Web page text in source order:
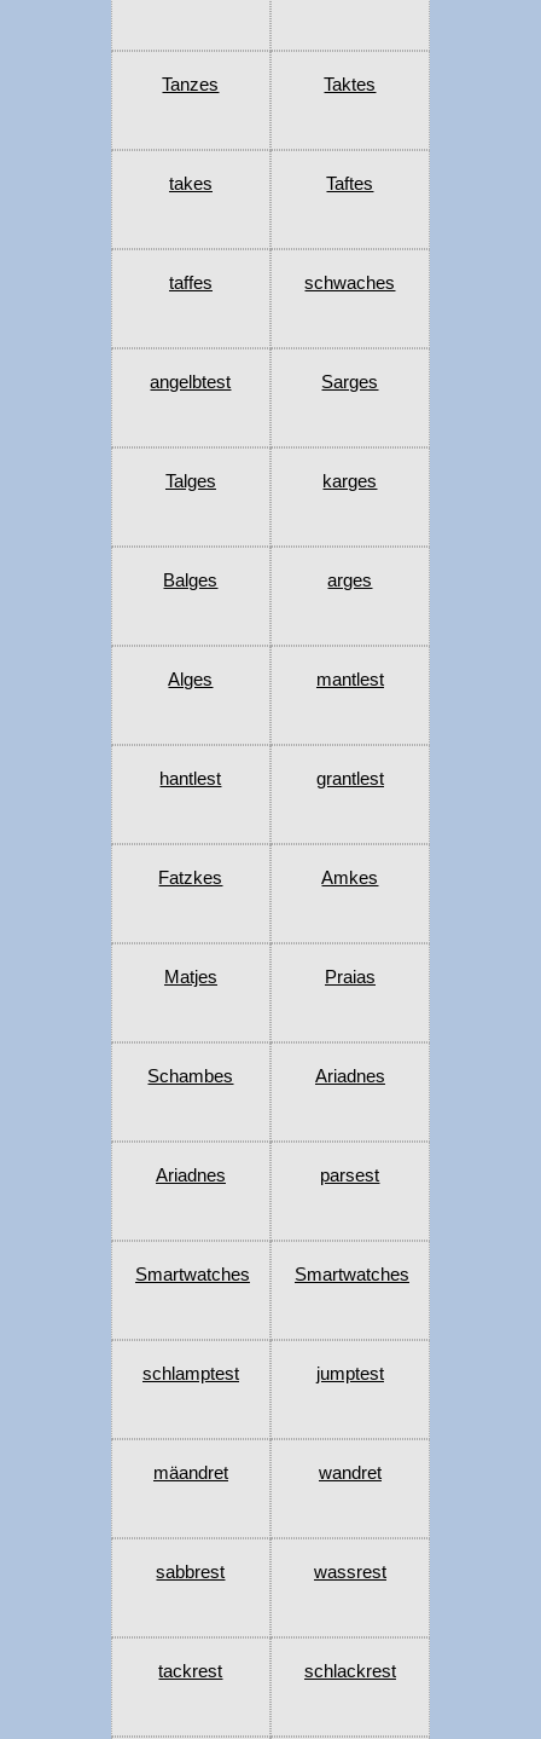
Tanzes Taktes
takes Taftes
taffes schwaches
angelbtest Sarges
Talges karges
Balges arges
Alges mantlest
hantlest grantlest
Fatzkes Amkes
Matjes Praias
Schambes Ariadnes
Ariadnes parsest
Smartwatches Smartwatches
schlamptest jumptest
mäandret wandret
sabbrest wassrest
tackrest schlackrest